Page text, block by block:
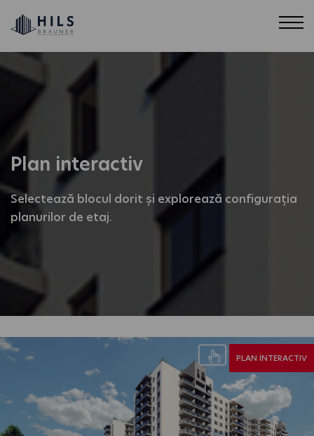
Plan interactiv
Selectează blocul dorit și explorează configurația
planurilor de etaj.
PLAN INTERACTIV